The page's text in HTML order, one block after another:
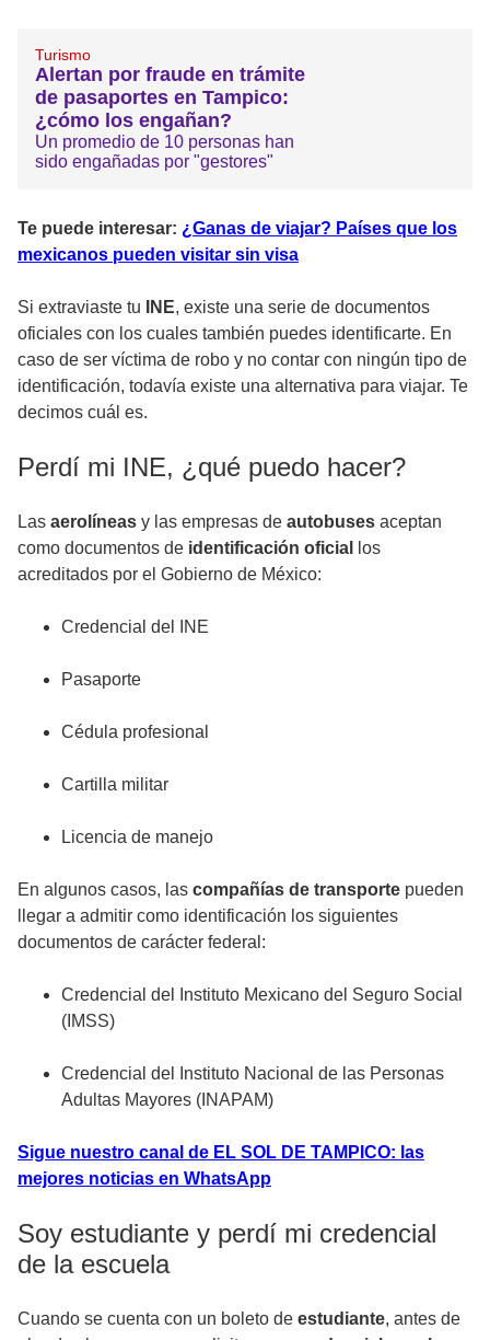
Turismo
Alertan por fraude en trámite
de pasaportes en Tampico:
¿cómo los engañan?
Un promedio de 10 personas han
sido engañadas por "gestores"
Te puede interesar: ¿Ganas de viajar? Países que los
mexicanos pueden visitar sin visa
Si extraviaste tu INE, existe una serie de documentos
oficiales con los cuales también puedes identificarte. En
caso de ser víctima de robo y no contar con ningún tipo de
identificación, todavía existe una alternativa para viajar. Te
decimos cuál es.
Perdí mi INE, ¿qué puedo hacer?
Las aerolíneas y las empresas de autobuses aceptan
como documentos de identificación oficial
los
acreditados por el Gobierno de México:
Credencial del INE
Pasaporte
Cédula profesional
Cartilla militar
Licencia de manejo
En algunos casos, las compañías de transporte pueden
llegar a admitir como identificación los siguientes
documentos de carácter federal:
Credencial del Instituto Mexicano del Seguro Social
(IMSS)
Credencial del Instituto Nacional de las Personas
Adultas Mayores (INAPAM)
Sigue nuestro canal de EL SOL DE TAMPICO: las
mejores noticias en WhatsApp
Soy estudiante y perdí mi credencial
de la escuela
Cuando se cuenta con un boleto de estudiante, antes de